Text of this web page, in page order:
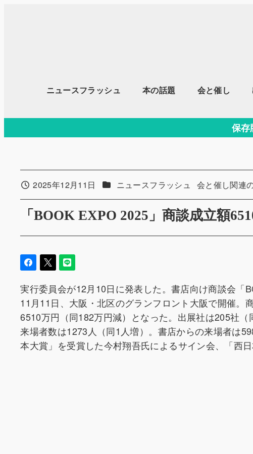
移
ニュースフラッシュ 本の話題 会と催し
保存
「BOOK EXPO 2025」商談成立額
投稿日2025年12月11日 カテゴリー
ニュースフラッシュ カテゴリー
会と催し関連
実行委員会が12月10日に発表した。書店向け商談会
11月11日、大阪・北区のグランフロント大阪で開催。
6510万円（同182万円減）となった。出展社は205社（
来場者数は1273人（同1人増）。書店からの来場者は
本大賞」を受賞した今村翔吾氏によるサイン会、「西